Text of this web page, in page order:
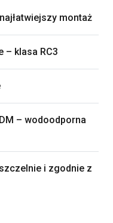
montaż
– klasa RC3
– wodoodporna
i zgodnie z